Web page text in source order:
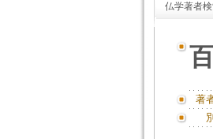
仏学著者
著